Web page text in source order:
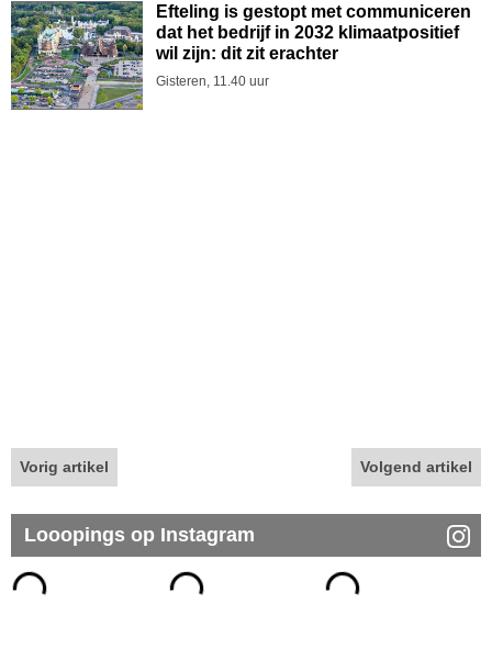
Efteling is gestopt met communiceren
dat het bedrijf in 2032 klimaatpositief
wil zijn: dit zit erachter
Gisteren, 11.40 uur
Vorig artikel Volgend artikel
Looopings op Instagram